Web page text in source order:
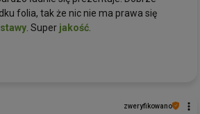
folia, tak że nic nie ma prawa się
. Super jakość
zweryfikowano